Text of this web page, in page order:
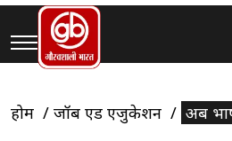
होम जॉब एंड एजुकेशन अब